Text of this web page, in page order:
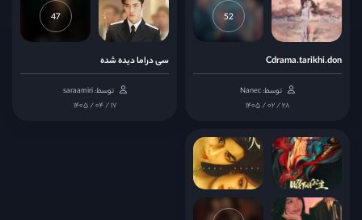
قسمت 13
قسمت 14
قسمت 15
قسمت 16
قسمت 17
52
Cdrama.tarikhi.don
توسط: Nanec
۱۴۰۵ / ۰۲ / ۲۸
47
سی دراما دیده شده
توسط: saraamiri
۱۴۰۵ / ۰۴ / ۱۷